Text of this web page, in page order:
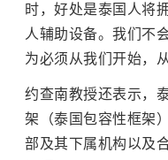
时，好处是泰国人将
人辅助设备。我们不
为必须从我们开始，
约查南教授还表示，
架（泰国包容性框架
部及其下属机构以及